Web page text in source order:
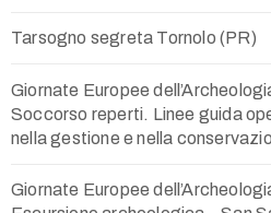
Tarsogno segreta Tornolo (PR)
Giornate Europee
Soccorso reperti. Linee guida
nella gestione e nella
Giornate Europee